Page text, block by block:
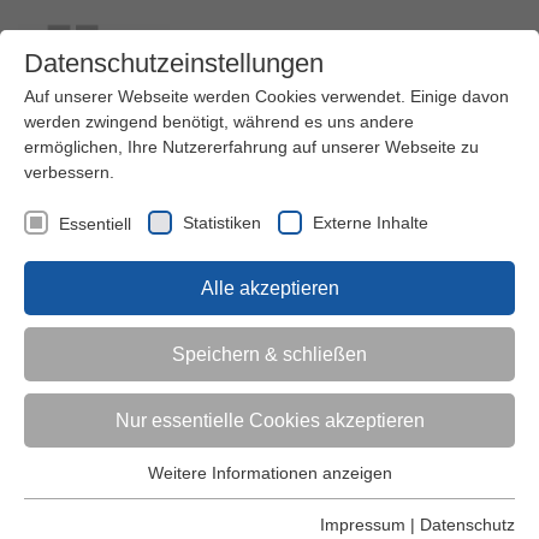
Kontakt Ihre Meinung ist uns wichtig!
Kinder (0-6)
Grundschulkinder
Jugendliche
Datenschutzeinstellungen
Auf unserer Webseite werden Cookies verwendet. Einige davon
werden zwingend benötigt, während es uns andere
ermöglichen, Ihre Nutzererfahrung auf unserer Webseite zu
verbessern.
Essentiell Statistiken Externe Inhalte
Alle akzeptieren
Speichern & schließen
Nur essentielle Cookies akzeptieren
Essentielle Cookies werden für grundlegende Funktionen der
Weitere Informationen anzeigen
Impressum | Datenschutz